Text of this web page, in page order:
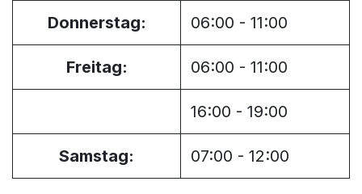
Donnerstag: 06:00 - 11:00
Freitag: 06:00 - 11:00
16:00 - 19:00
Samstag: 07:00 - 12:00